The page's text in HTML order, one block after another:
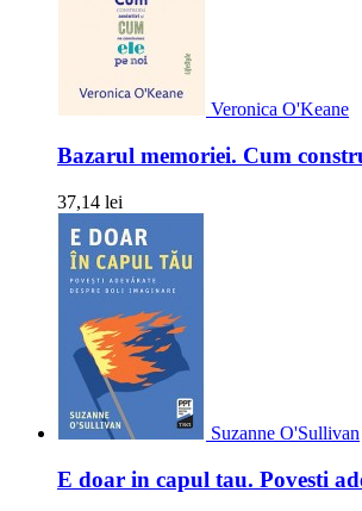
Veronica O'Keane
Bazarul memoriei. Cum
37,14 lei
Suzanne O'Sullivan
E doar in capul tau. Povesti